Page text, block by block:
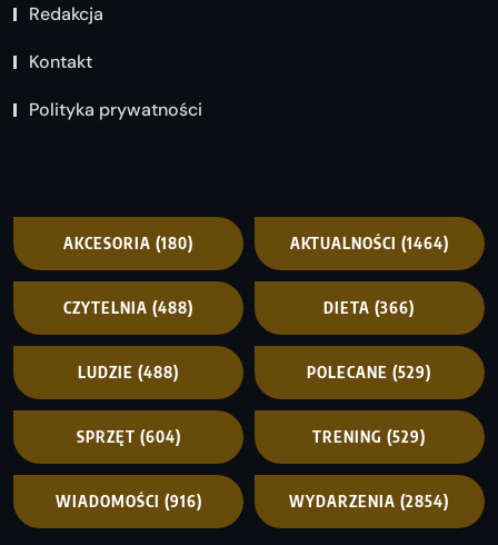
Redakcja
Kontakt
Polityka prywatności
AKCESORIA (180) AKTUALNOŚCI (1464)
CZYTELNIA (488) DIETA (366)
LUDZIE (488) POLECANE (529)
SPRZĘT (604) TRENING (529)
WIADOMOŚCI (916) WYDARZENIA (2854)